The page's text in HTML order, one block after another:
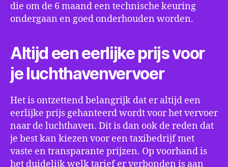
die om de 6 maand een technische keuring
ondergaan en goed onderhouden worden.
Altijd een eerlijke prijs voor
je luchthavenvervoer
Het is ontzettend belangrijk dat er altijd een
eerlijke prijs gehanteerd wordt voor het vervoer
naar de luchthaven. Dit is dan ook de reden dat
je best kan kiezen voor een taxibedrijf met
vaste en transparante prijzen. Op voorhand is
het duidelijk welk tarief er verbonden is aan